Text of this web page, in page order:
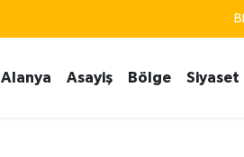
Alanya Asayiş Bölge Siyaset